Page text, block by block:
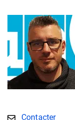
E-mail
Contacter